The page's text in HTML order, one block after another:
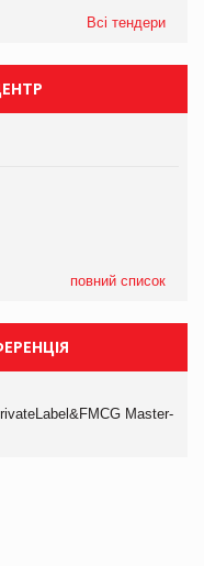
Всі тендери
повний список
Master-